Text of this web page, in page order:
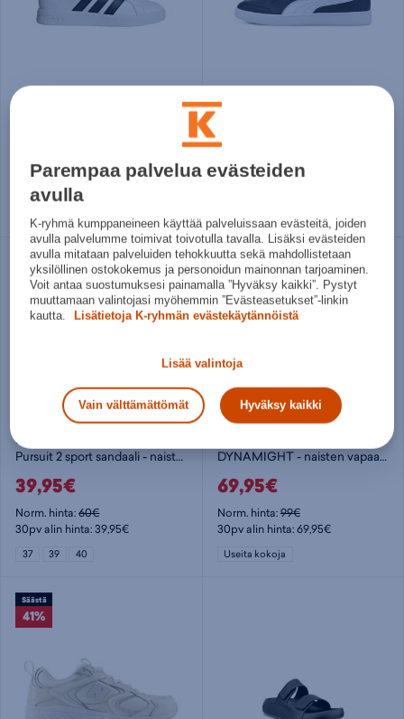
Norm. hinta:60€
30pv alin hinta: 49,95€
Puma
39,95€
Norm. hinta: 70€
Halti
Pursuit 2 sport sandaali - naisten vapaa-ajankengät
39,95€
Norm. hinta:60€
30pv alin hinta: 39,95€
37 39 40
DYNAMIGHT - naisten vapaa-ajankengät
69,95€
Norm. hinta:99€
30pv alin hinta: 69,95€
Useita kokoja
Säästä
41%
Parempaa palvelua evästeiden
avulla
K-ryhmä kumppaneineen käyttää palveluissaan evästeitä, joiden
avulla palvelumme toimivat toivotulla tavalla. Lisäksi evästeiden
avulla mitataan palveluiden tehokkuutta sekä mahdollistetaan
yksilöllinen ostokokemus ja personoidun mainonnan tarjoaminen.
Voit antaa suostumuksesi painamalla ”Hyväksy kaikki”. Pystyt
muuttamaan valintojasi myöhemmin ”Evästeasetukset”-linkin
kautta.
Lisätietoja K-ryhmän evästekäytännöistä
Lisää valintoja
Vain välttämättömät Hyväksy kaikki